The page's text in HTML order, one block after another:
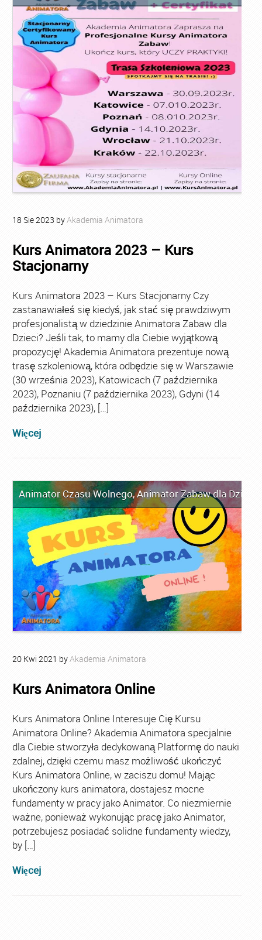
18 Sie2023 byAkademia Animatora
Kurs Animatora 2023 – Kurs
Stacjonarny
Kurs Animatora 2023 – Kurs Stacjonarny Czy
zastanawiałeś się kiedyś, jak stać się prawdziwym
profesjonalistą w dziedzinie Animatora Zabaw dla
Dzieci? Jeśli tak, to mamy dla Ciebie wyjątkową
propozycję! Akademia Animatora prezentuje nową
trasę szkoleniową, która odbędzie się w Warszawie
(30 września 2023), Katowicach (7 października
2023), Poznaniu (7 października 2023), Gdyni (14
października 2023), […]
Więcej
Animator Czasu Wolnego,Animator Zabaw dla Dzieci
20 Kwi 2021 byAkademia Animatora
Kurs Animatora Online
Kurs Animatora Online Interesuje Cię Kursu
Animatora Online? Akademia Animatora specjalnie
dla Ciebie stworzyła dedykowaną Platformę do nauki
zdalnej, dzięki czemu masz możliwość ukończyć
Kurs Animatora Online, w zaciszu domu! Mając
ukończony kurs animatora, dostajesz mocne
fundamenty w pracy jako Animator. Co niezmiernie
ważne, ponieważ wykonując pracę jako Animator,
potrzebujesz posiadać solidne fundamenty wiedzy,
by […]
Więcej